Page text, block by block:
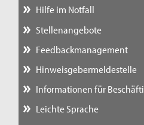
Hilfe im Notfall
Stellenangebote
Feedbackmanagement
Hinweisgebermeldestelle
Informationen für
Leichte Sprache